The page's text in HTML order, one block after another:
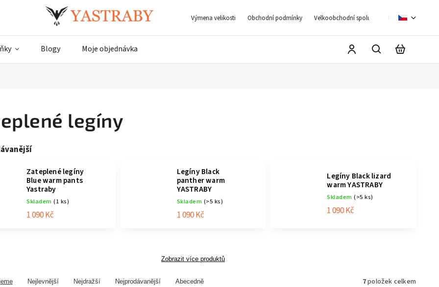
Výmena velikosti Obchodní podmínky Velkoobchodní spolupráce Moje
Blogy Moje objednávka
legíny
Zateplené legíny
Blue warm pants
Yastraby
Skladem (1 ks)
1 090 Kč
Legíny Black
panther warm
YASTRABY
Skladem (>5 ks)
1 090 Kč
Legíny Black lizard
warm YASTRABY
Skladem(>5 ks)
1 090 Kč
Zobrazit více produktů
Nejlevnější Nejdražší Nejprodávanější Abecedně 7položek celkem